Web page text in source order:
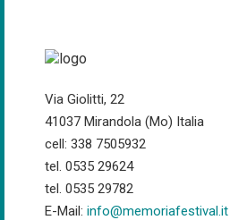
Via Giolitti, 22
41037 Mirandola (Mo) Italia
cell: 338 7505932
tel. 0535 29624
tel. 0535 29782
E-Mail: info@memoriafestival.it